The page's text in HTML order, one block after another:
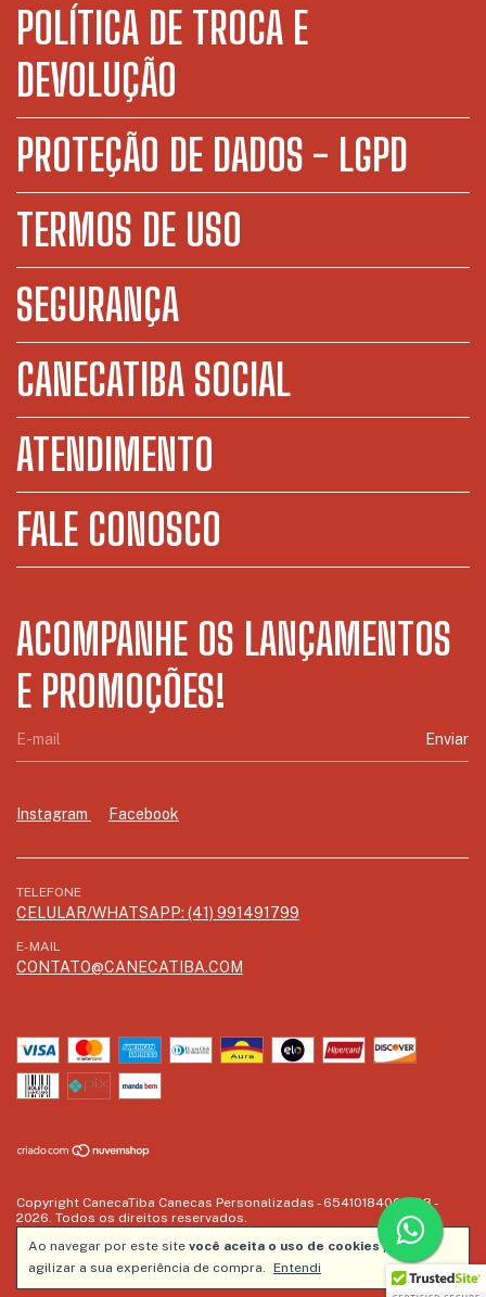
Ao navegar por este site você aceita o uso de cookiespara
agilizar a sua experiência de compra. Entendi
POLÍTICA DE TROCA E
DEVOLUÇÃO
PROTEÇÃO DE DADOS - LGPD
TERMOS DE USO
SEGURANÇA
CANECATIBA SOCIAL
ATENDIMENTO
FALE CONOSCO
ACOMPANHE OS LANÇAMENTOS
E PROMOÇÕES!
Instagram Facebook
TELEFONE
CELULAR/WHATSAPP: (41) 991491799
E-MAIL
CONTATO@CANECATIBA.COM
Copyright CanecaTiba Canecas Personalizadas - 65410184000103 -
2026. Todos os direitos reservados.